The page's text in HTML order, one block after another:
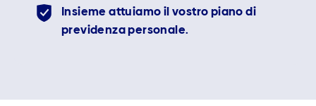
Insieme attuiamo il vostro piano di
previdenza personale.